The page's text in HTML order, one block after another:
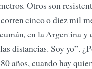
Otros son
cinco o diez mil
en la Argentina y
distancias. Soy yo”.
años, cuando hay